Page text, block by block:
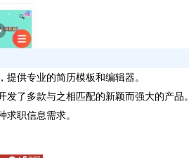
供专业的简历模板和编辑器。
了多款与之相匹配的新颖而强大的产品。
职信息需求。